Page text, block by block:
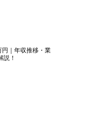
円｜年収推移・業
説！